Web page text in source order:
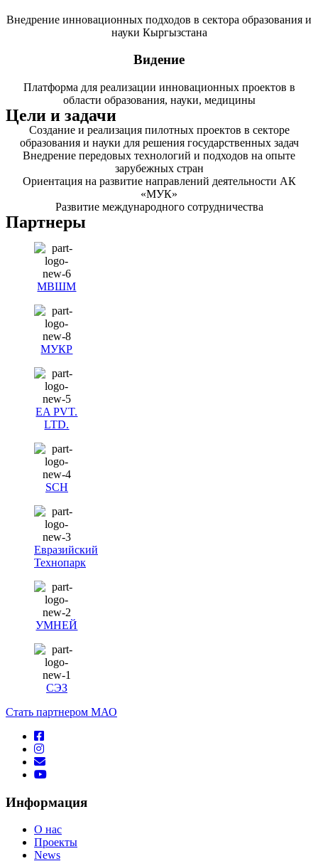
Внедрение инновационных подходов в сектора образования и
науки Кыргызстана
Видение
Платформа для реализации инновационных проектов в
области образования, науки, медицины
Цели и задачи
Создание и реализация пилотных проектов в секторе
образования и науки для решения государственных задач
Внедрение передовых технологий и подходов на опыте
зарубежных стран
Ориентация на развитие направлений деятельности АК
«МУК»
Развитие международного сотрудничества
Партнеры
МВШМ
МУКР
EA PVT.
LTD.
SCH
Евразийский
Технопарк
УМНЕЙ
СЭЗ
Стать партнером МАО
Информация
О нас
Проекты
News